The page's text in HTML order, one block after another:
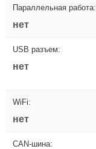
Параллельная работа:
нет
USB разъем:
нет
WiFi:
нет
CAN-шина: